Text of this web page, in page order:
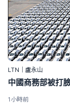
LTN｜盧永山
1小時前